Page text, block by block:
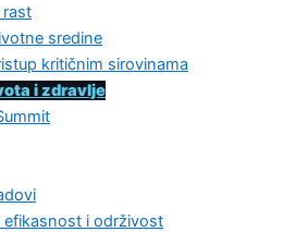
rast
sredine
kritičnim sirovinama
i zdravlje
efikasnost i održivost